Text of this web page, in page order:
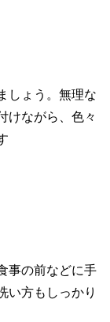
しょう。無理な
けながら、色々
事の前などに手
い方もしっかり